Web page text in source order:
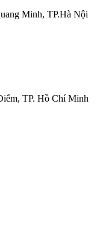
Minh, TP.Hà Nội
TP. Hồ Chí Minh